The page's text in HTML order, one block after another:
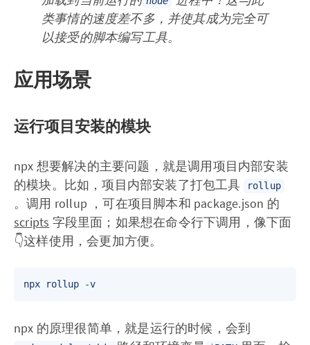
类事情的速度差不多，并使其成为完全可
以接受的脚本编写工具。
应用场景
运行项目安装的模块
npx 想要解决的主要问题，就是调用项目内部安装
的模块。比如，项目内部安装了打包工具
rollup
。调用 rollup ，可在项目脚本和 package.json 的
scripts 字段里面；如果想在命令行下调用，像下面
👇这样使用，会更加方便。
npx 的原理很简单，就是运行的时候，会到